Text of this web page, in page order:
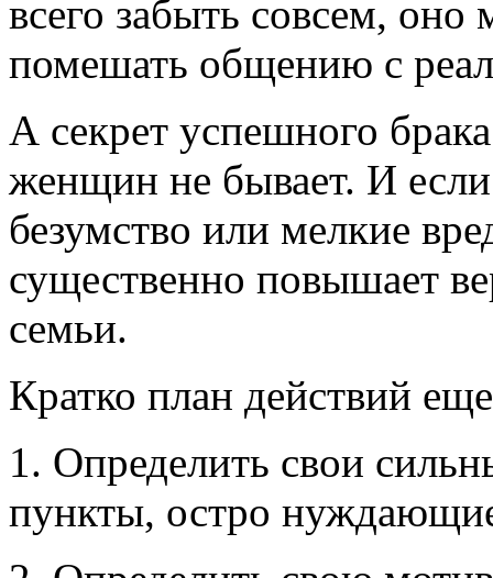
всего забыть совсем, оно
помешать общению с
А секрет успешного
женщин не бывает. И
безумство или мелкие
существенно повышает
семьи.
Кратко план действий
1. Определить свои
пункты, остро